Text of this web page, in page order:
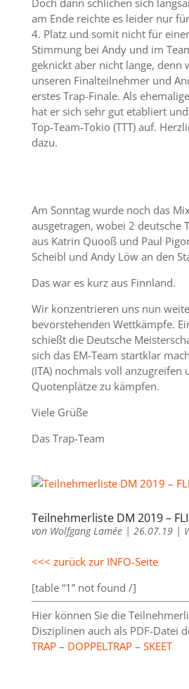
Doch dann schlichen sich
am Ende reichte es leider nur
4. Platz und somit nicht für
Stimmung bei Andy und im
geknickt aber nicht lange, denn
unseren Finalteilnehmer und
erstes Trap-Finale. Als
hat er sich sehr gut etabliert
Top-Team-Tokio (TTT) auf.
dazu.
Am Sonntag wurde noch das
ausgetragen, wobei 2 deutsche
aus Katrin Quooß und Paul
Scheibl und Andy Löw an den
Das war es kurz aus Finnland.
Wir konzentrieren uns nun
bevorstehenden Wettkämpfe.
schießt die Deutsche
sich das EM-Team startklar
(ITA) nochmals voll anzugreifen
Quotenplätze zu kämpfen.
Viele Grüße
Das Trap-Team
Teilnehmerliste DM 2019 –
von Wolfgang Lamée| 26.07.19|
<<< zurück zur INFO-Seite
[table “1” not found /]
Hier können Sie die
Disziplinen auch als PDF-Datei
TRAP– DOPPELTRAP– SKEET